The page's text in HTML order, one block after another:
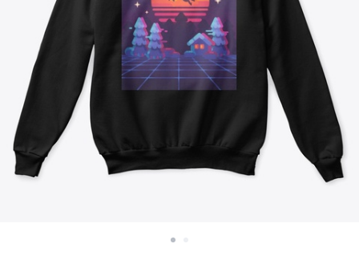
Venda en todas partes
Venda lo que sea